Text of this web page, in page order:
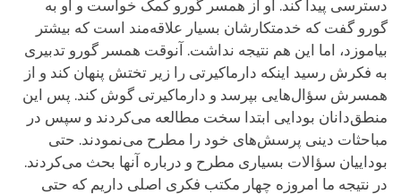
دسترسی پیدا کند. او از همسر گورو کمک خواست و او به
گورو گفت که خدمتکارشان بسیار علاقه‌مند است که بیشتر
بیاموزد، اما این هم نتیجه نداشت. آنوقت همسر گورو تدبیری
به فکرش رسید اینکه دارماکیرتی را زیر تختش پنهان کند و از
همسرش سؤال‌هایی بپرسد و دارماکیرتی گوش کند. پس این
منطق‌دانان بودایی ابتدا سخت مطالعه می‌کردند و سپس در
مباحثات دینی پرسش‌های خود را مطرح می‌نمودند. حتی
بوداییان سؤالات بسیاری مطرح و درباره آنها بحث می‌کردند.
در نتیجه ما امروزه چهار مکتب فکری اصلی داریم که حتی